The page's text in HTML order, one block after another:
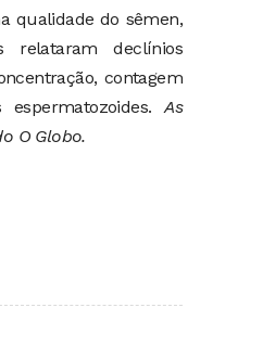
qualidade do sêmen,
relataram declínios
contagem
espermatozoides.As
O Globo.